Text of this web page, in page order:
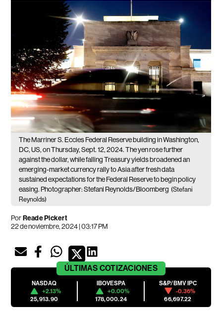
The Marriner S. Eccles Federal Reserve building in Washington,
DC, US, on Thursday, Sept. 12, 2024. The yen rose further
against the dollar, while falling Treasury yields broadened an
emerging-market currency rally to Asia after fresh data
sustained expectations for the Federal Reserve to begin policy
easing. Photographer: Stefani Reynolds/Bloomberg (Stefani
Reynolds)
PorReade Pickert
22 de noviembre, 2024 | 03:17 PM
ÚLTIMAS COTIZACIONES
NASDAQ
+2.13%
25,913.90
IBOVESPA
+0.00%
178,000.24
S&P/BMV IPC
-0.36%
66,697.22